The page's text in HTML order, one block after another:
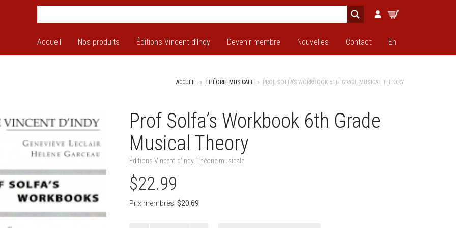
Accueil Nos produits Éditions Vincent-d’Indy Devenir membre Nouvelles Contact En
ACCUEIL » THÉORIE MUSICALE » PROF SOLFA’S WORKBOOK 6TH GRADE MUSICAL THEORY
+
Prof Solfa’s Workbook 6th Grade
Musical Theory
Éditions Vincent-d'Indy, Théorie musicale
$22.99
Prix membres: $20.69